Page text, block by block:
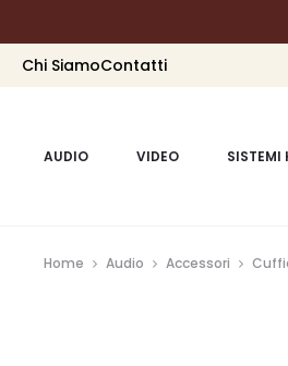
Chi SiamoContatti
AUDIO VIDEO SISTEMI
Home Audio Accessori